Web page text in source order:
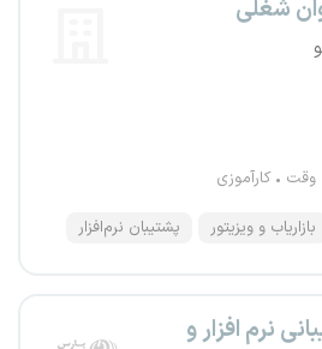
وقت کارآموزی
بازاریاب و ویزیتور پشتیبان نرم‌افزار
نرم افزار و